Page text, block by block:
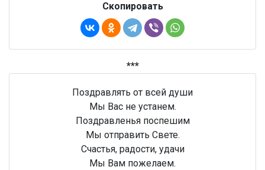
Скопировать
***
Поздравлять от всей души
Мы Вас не устанем.
Поздравленья поспешим
Мы отправить Свете.
Счастья, радости, удачи
Мы Вам пожелаем.